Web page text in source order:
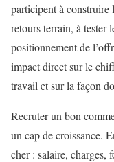
participent à construire
retours terrain, à tester
positionnement de
impact direct sur le
travail et sur la façon
Recruter un bon
un cap de croissance.
cher : salaire, charges,